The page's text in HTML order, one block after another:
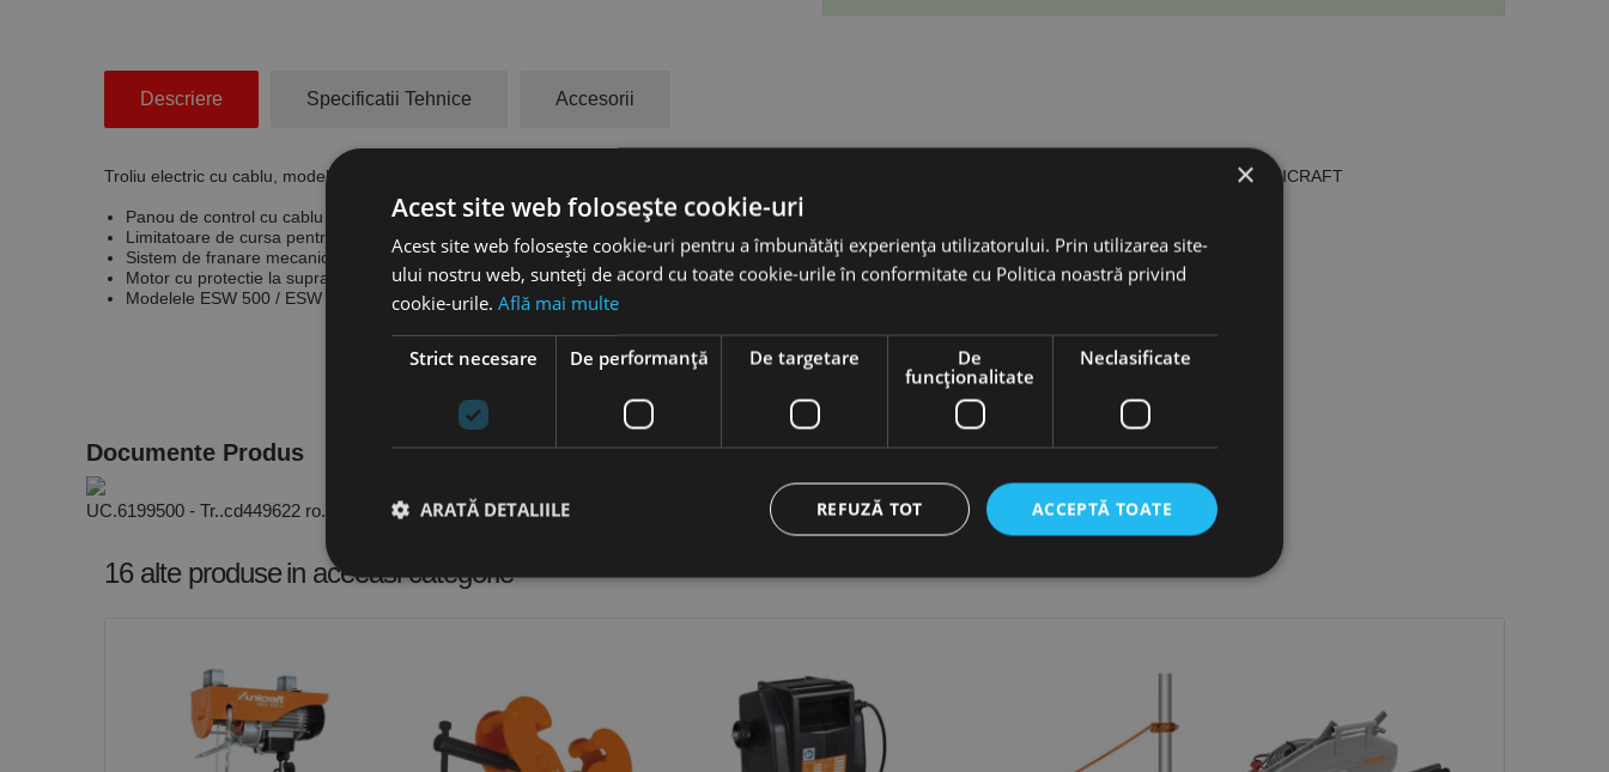
Descriere Specificatii Tehnice Accesorii
Troliu electric cu cablu, model ESW 500 tensiune 230 V, putere 1.0 kW, sarcina max. fara/cu scripete 250/500 kg, h de ridicare fara/cu scripete 30/15 m, UNICRAFT
Panou de control cu cablu de 1.5 m, dotat cu buton de oprire de urgenta.
Limitatoare de cursa pentru circuitul electric, la ambele capete.
Sistem de franare mecanica ce retine sarcina chiar si atunci cand este decuplat.
Motor cu protectie la suprasarcina ce previne supraincalzirea.
Modelele ESW 500 / ESW 800 cu scripete, pentru sarcina dubla.
Documente Produs
UC.6199500 - Tr..cd449622 ro.PDF
16 alte produsein aceeasi categorie
×
Acest site web folosește cookie-uri
Acest site web folosește cookie-uri pentru a îmbunătăți experiența utilizatorului. Prin utilizarea site-
ului nostru web, sunteți de acord cu toate cookie-urile în conformitate cu Politica noastră privind
cookie-urile. Află mai multe
Strict necesare De performanță De targetare
De
funcţionalitate
Neclasificate
ACCEPTĂ TOATE
REFUZĂ TOT
ARATĂ DETALIILE
Cookie-urile strict necesare permit funcționalitatea principală a site-ului web, cum ar fi autentificarea utilizatorului și gestionarea
contului. Site-ul web nu poate fi utilizat corect fără cookie-uri strict necesare.
Nume
Furnizor /
Domeniu
Descriere